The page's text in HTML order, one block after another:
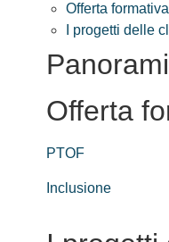
Offerta formativa
I progetti delle
Offerta
PTOF
Inclusione